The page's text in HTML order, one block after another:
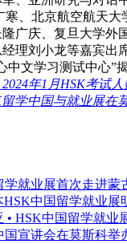
寒、北京航空航天大
广庆、复旦大学外
理刘小龙等嘉宾出
中文学习测试中心”
年1月HSK考试
学中国与就业展在
学就业展首次走进蒙
中国留学就业展
• HSK中国留学就业
国宣讲会在莫斯科举